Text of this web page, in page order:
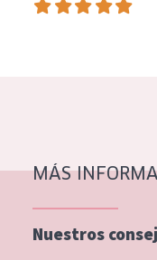
Lift+
Piel normal y seca
Piel mixata o grasa
Piel madura
MÁS
Nuestros